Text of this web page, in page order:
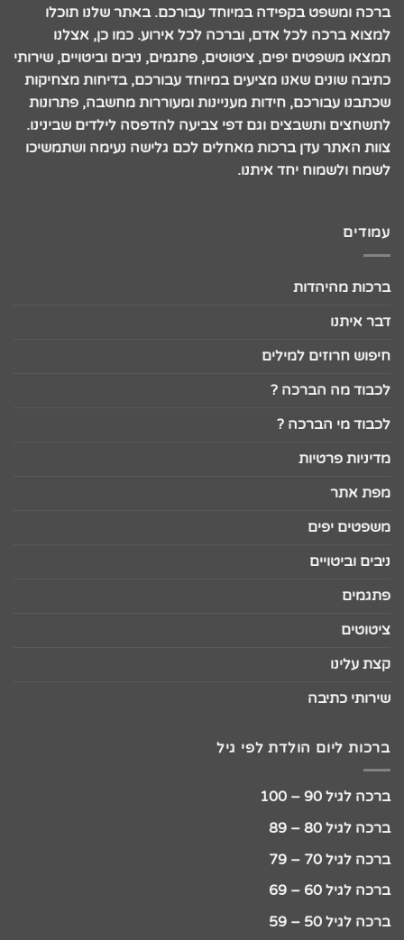
ברכה ומשפט בקפידה במיוחד עבורכם. באתר שלנו תוכלו
למצוא ברכה לכל אדם, וברכה לכל אירוע. כמו כן, אצלנו
תמצאו משפטים יפים, ציטוטים, פתגמים, ניבים וביטויים, שירותי
כתיבה שונים שאנו מציעים במיוחד עבורכם, בדיחות מצחיקות
שכתבנו עבורכם, חידות מעניינות ומעוררות מחשבה, פתרונות
לתשחצים ותשבצים וגם דפי צביעה להדפסה לילדים שבינינו.
צוות האתר עדן ברכות מאחלים לכם גלישה נעימה ושתמשיכו
לשמח ולשמוח יחד איתנו.
עמודים
ברכות מהיהדות
דבר איתנו
חיפוש חרוזים למילים
לכבוד מה הברכה ?
לכבוד מי הברכה ?
מדיניות פרטיות
מפת אתר
משפטים יפים
ניבים וביטויים
פתגמים
ציטוטים
קצת עלינו
שירותי כתיבה
ברכות ליום הולדת לפי גיל
ברכה לגיל 90 – 100
ברכה לגיל 80 – 89
ברכה לגיל 70 – 79
ברכה לגיל 60 – 69
ברכה לגיל 50 – 59